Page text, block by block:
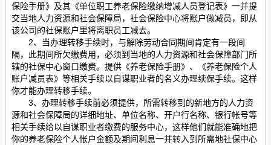
保险手册》及其《单位职工养老保险缴纳增减人员登记表》一并提
交当地人力资源和社会保障局，社会保险中心将账户做减员，即从
该公司的社保账户里将离职员工减去。
2、当办理转移手续时，与解除劳动合同期间肯定有一段间
隔，此期间所欠缴费用，必须到当地的人力资源和社会保障部门所
辖的社保中心窗口缴费。提供《养老保险手册》、《养老保险个人
账户减员表》等相关手续以自谋职业者的名义办理续保手续。这样
你才能办理转移手续。
3、办理转移手续前必须提供，所需转移到的新地方的人力资
源和社会保障局的详细地址、单位名称、开户行名称、银行帐号等
相关手续给以自谋职业者缴费的服务中心，这样他们就能准确地把
你的养老保险个人怅户金额及期间利息一并转入到所需地社保中心